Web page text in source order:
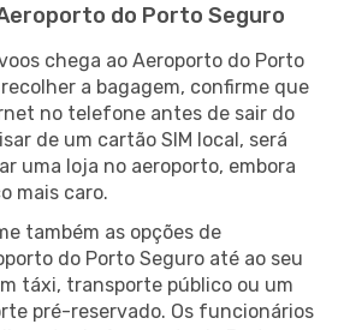
do Porto Seguro
chega ao Aeroporto do Porto
a bagagem, confirme que
no telefone antes de sair do
de um cartão SIM local, será
uma loja no aeroporto, embora
mais caro.
também as opções de
do Porto Seguro até ao seu
táxi, transporte público ou um
pré-reservado. Os funcionários